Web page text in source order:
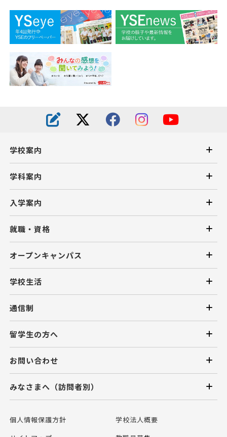
学校案内
学科案内
入学案内
就職・資格
オープンキャンパス
学校生活
通信制
留学生の方へ
お問い合わせ
みなさまへ（訪問者別）
個人情報保護方針 学校法人概要